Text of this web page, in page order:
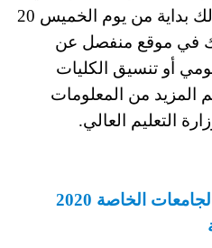
كليات الجامعات الأهلية وذلك بداية من يوم الخميس 20
في موقع منفصل عن
أو تنسيق الكليات
المزيد من المعلومات
التعليم العالي.
طريقة الحصول على منح الجامعات الخاصة 2020